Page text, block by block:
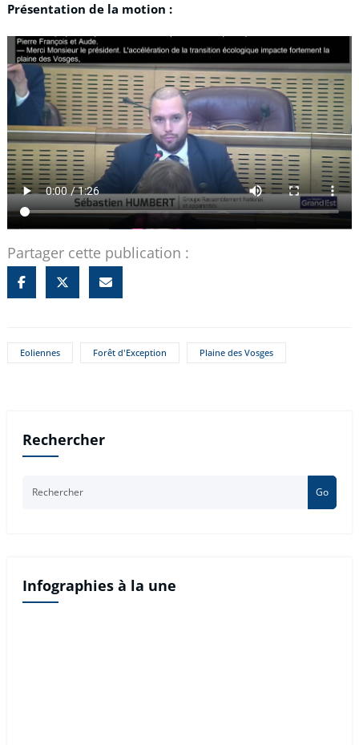
Présentation de la motion :
Partager cette publication :
Eoliennes Forêt d'Exception Plaine des Vosges
Rechercher
Go
Infographies à la une